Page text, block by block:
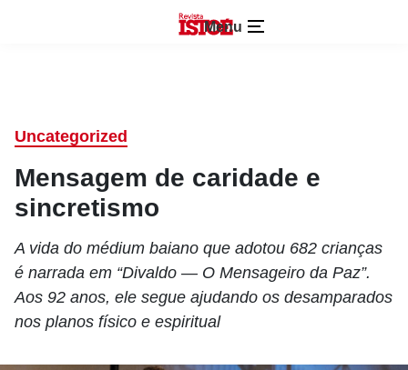
Menu
Uncategorized
Mensagem de caridade e
sincretismo
A vida do médium baiano que adotou 682 crianças
é narrada em “Divaldo — O Mensageiro da Paz”.
Aos 92 anos, ele segue ajudando os desamparados
nos planos físico e espiritual